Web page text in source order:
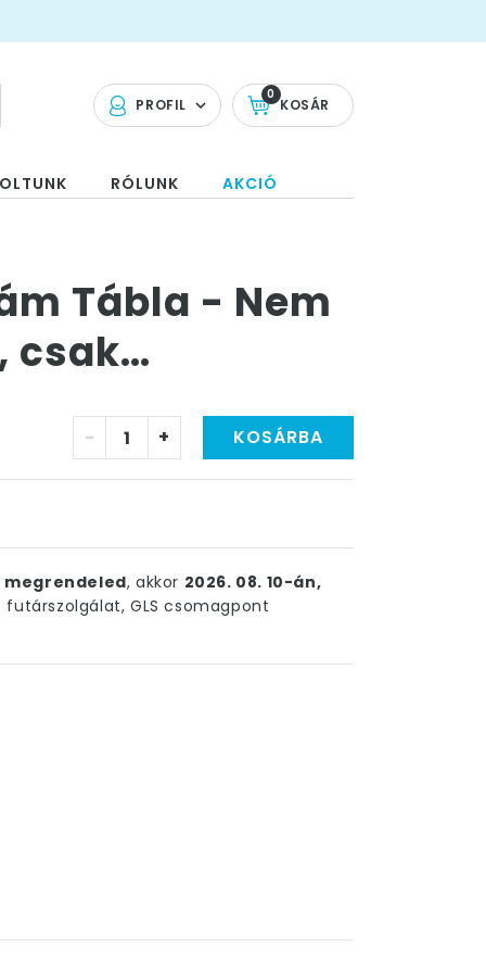
PROFIL KOSÁR
0
RÓLUNK AKCIÓ
Tábla - Nem
csak…
- + KOSÁRBA
megrendeled, akkor 2026. 08. 10-án,
GLS csomagpont